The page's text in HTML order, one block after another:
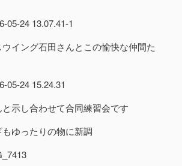
ウイング石田さんとこの愉快な仲間た
と示し合わせて合同練習会です
もゆったりの物に新調